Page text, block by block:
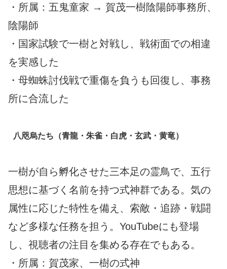
・所属：五鬼童家 → 賀茂一樹陰陽師事務所、
陰陽師
・国家試験で一樹と対戦し、戦術面での相違
を実感した
・母蜘蛛討伐戦で重傷を負うも回復し、事務
所に合流した
八咫烏たち（青龍・朱雀・白虎・玄武・黄竜）
一樹が自ら孵化させた三本足の霊鳥で、五行
思想に基づく名前を持つ式神群である。気の
属性に応じた特性を備え、索敵・追跡・戦闘
など多様な任務を担う。YouTubeにも登場
し、視聴者の注目を集める存在でもある。
・所属：賀茂家、一樹の式神